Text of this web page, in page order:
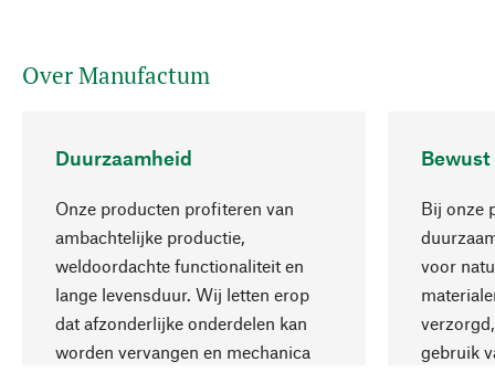
Over Manufactum
Duurzaamheid
Onze producten profiteren van
ambachtelijke productie,
weldoordachte functionaliteit en
lange levensduur. Wij letten erop
dat afzonderlijke onderdelen kan
worden vervangen en mechanica
Bewust
Bij onze
voor
gebruik